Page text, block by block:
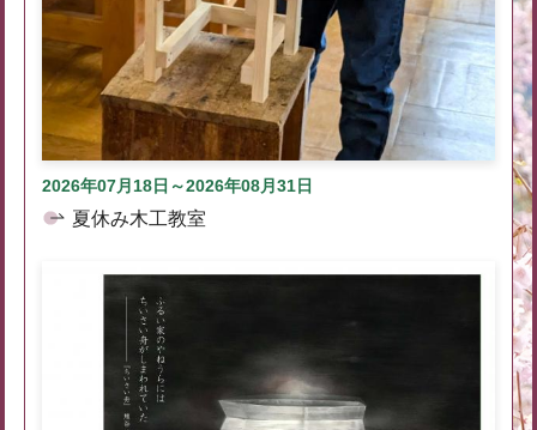
2026年07月18日～2026年08月31日
夏休み木工教室